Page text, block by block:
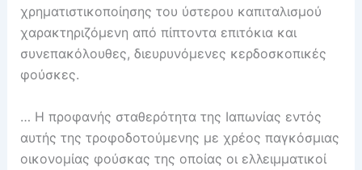
χρηματιστικοποίησης του ύστερου καπιταλισμού
χαρακτηριζόμενη από πίπτοντα επιτόκια και
συνεπακόλουθες, διευρυνόμενες κερδοσκοπικές
φούσκες.
… Η προφανής σταθερότητα της Ιαπωνίας εντός
αυτής της τροφοδοτούμενης με χρέος παγκόσμιας
οικονομίας φούσκας της οποίας οι ελλειμματικοί